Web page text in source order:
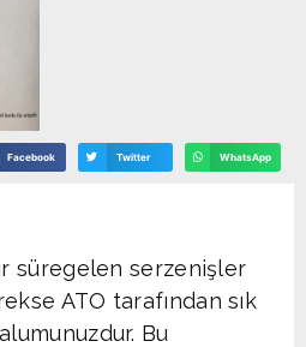
Facebook Twitter WhatsApp
süregelen serzenişler
ATO tarafından sık
Bu